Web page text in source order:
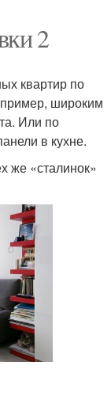
2
квартир по
широким
Или по
в кухне.
же «сталинок»